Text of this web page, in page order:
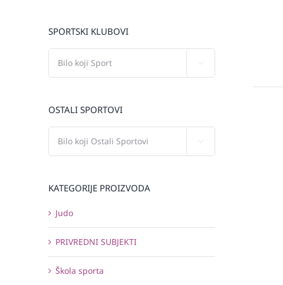
SPORTSKI KLUBOVI
OSTALI SPORTOVI
KATEGORIJE PROIZVODA
Judo
PRIVREDNI SUBJEKTI
Škola sporta